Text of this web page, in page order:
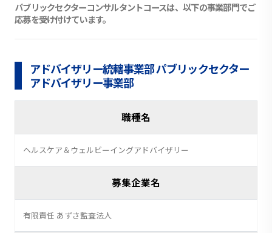
パブリックセクターコンサルタントコースは、以下の事業部門でご
応募を受け付けています。
アドバイザリー統轄事業部 パブリックセクター
アドバイザリー事業部
職種名
ヘルスケア＆ウェルビーイングアドバイザリー
募集企業名
有限責任 あずさ監査法人